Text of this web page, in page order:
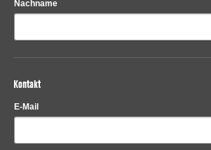
Nachname
Kontakt
E-Mail